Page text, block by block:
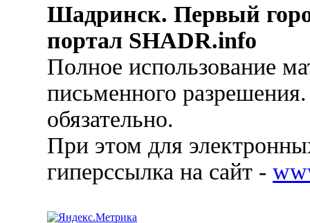
Шадринск. Первый
портал SHADR.info
Полное использование
письменного
обязательно.
При этом для
гиперссылка на сайт -